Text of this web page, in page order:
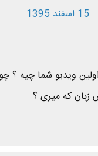
15 اسفند 1395
ویدیو شما چیه ؟
زبان که میری ؟